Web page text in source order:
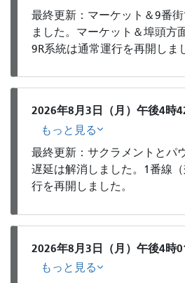
最終更新：マーケット＆9番
ました。マーケット＆埠頭方
9R系統は通常運行を再開しま
2026年8月3日（月）午後4時
もっと見る
最終更新：サクラメントとパ
遅延は解消しました。1番線
行を再開しました。
2026年8月3日（月）午後4時
もっと見る